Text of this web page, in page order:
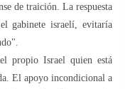
de traición. La respuesta
gabinete israelí, evitaría
propio Israel quien está
El apoyo incondicional a